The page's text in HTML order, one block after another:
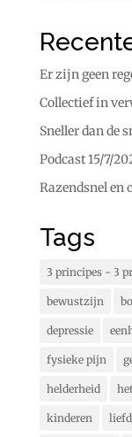
Er zijn geen
Collectief in
Sneller dan de
Podcast 15/7/
Razendsnel en
Tags
3 principes - 3
bewustzijn
depressie
fysieke pijn
helderheid
kinderen